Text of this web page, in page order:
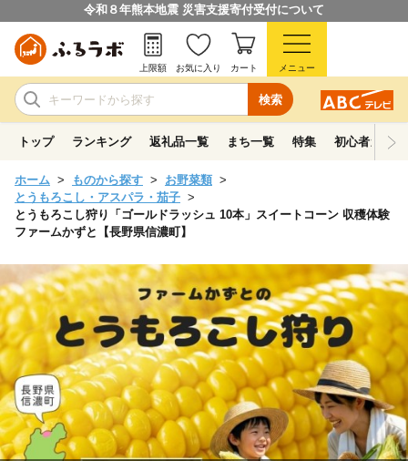
令和８年熊本地震 災害支援寄付受付について
検索
上限額 お気に入り カート メニュー
トップ ランキング 返礼品一覧 まち一覧 特集 初心者ガイド
ホーム ものから探す
お野菜類
とうもろこし・アスパラ・茄子
とうもろこし狩り「ゴールドラッシュ 10本」スイートコーン 収穫体験
ファームかずと【長野県信濃町】